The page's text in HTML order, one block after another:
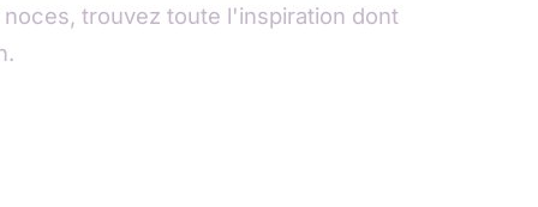
noces, trouvez toute l'inspiration dont